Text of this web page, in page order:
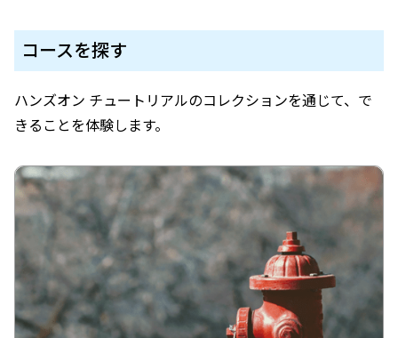
コースを探す
ハンズオン チュートリアルのコレクションを通じて、で
きることを体験します。